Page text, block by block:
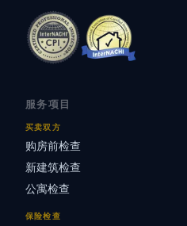
服务项目
买卖双方
购房前检查
新建筑检查
公寓检查
保险检查